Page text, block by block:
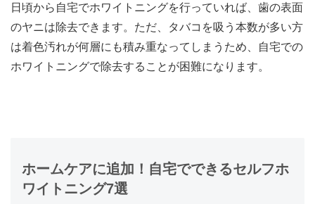
日頃から自宅でホワイトニングを行っていれば、歯の表面
のヤニは除去できます。ただ、タバコを吸う本数が多い方
は着色汚れが何層にも積み重なってしまうため、自宅での
ホワイトニングで除去することが困難になります。
ホームケアに追加！自宅でできるセルフホ
ワイトニング7選